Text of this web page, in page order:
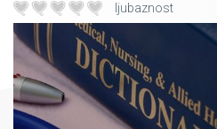
ljubaznost